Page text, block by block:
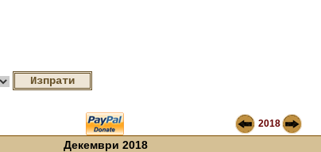
2018
Декември 2018